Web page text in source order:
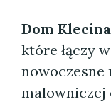
Dom Klecina
które łączy
nowoczesne
malowniczej